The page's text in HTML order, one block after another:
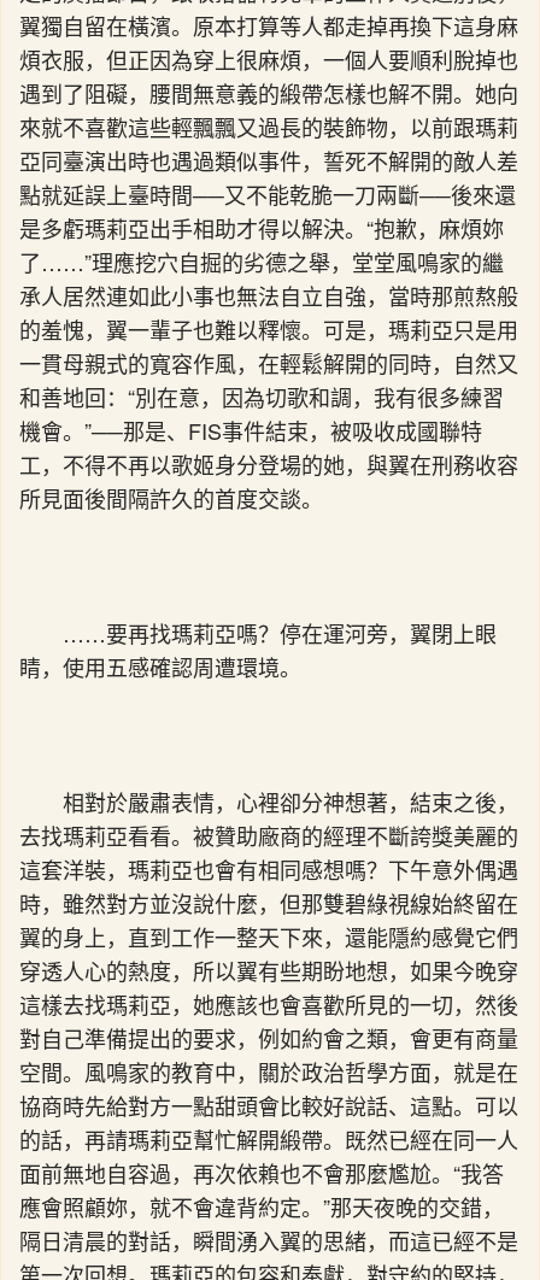
翼獨自留在橫濱。原本打算等人都走掉再換下這身麻
煩衣服，但正因為穿上很麻煩，一個人要順利脫掉也
遇到了阻礙，腰間無意義的緞帶怎樣也解不開。她向
來就不喜歡這些輕飄飄又過長的裝飾物，以前跟瑪莉
亞同臺演出時也遇過類似事件，誓死不解開的敵人差
點就延誤上臺時間──又不能乾脆一刀兩斷──後來還
是多虧瑪莉亞出手相助才得以解決。“抱歉，麻煩妳
了……”理應挖穴自掘的劣德之舉，堂堂風鳴家的繼
承人居然連如此小事也無法自立自強，當時那煎熬般
的羞愧，翼一輩子也難以釋懷。可是，瑪莉亞只是用
一貫母親式的寬容作風，在輕鬆解開的同時，自然又
和善地回：“別在意，因為切歌和調，我有很多練習
機會。”──那是、FIS事件結束，被吸收成國聯特
工，不得不再以歌姬身分登場的她，與翼在刑務收容
所見面後間隔許久的首度交談。
……要再找瑪莉亞嗎？停在運河旁，翼閉上眼
睛，使用五感確認周遭環境。
相對於嚴肅表情，心裡卻分神想著，結束之後，
去找瑪莉亞看看。被贊助廠商的經理不斷誇獎美麗的
這套洋裝，瑪莉亞也會有相同感想嗎？下午意外偶遇
時，雖然對方並沒說什麼，但那雙碧綠視線始終留在
翼的身上，直到工作一整天下來，還能隱約感覺它們
穿透人心的熱度，所以翼有些期盼地想，如果今晚穿
這樣去找瑪莉亞，她應該也會喜歡所見的一切，然後
對自己準備提出的要求，例如約會之類，會更有商量
空間。風鳴家的教育中，關於政治哲學方面，就是在
協商時先給對方一點甜頭會比較好說話、這點。可以
的話，再請瑪莉亞幫忙解開緞帶。既然已經在同一人
面前無地自容過，再次依賴也不會那麼尷尬。“我答
應會照顧妳，就不會違背約定。”那天夜晚的交錯，
隔日清晨的對話，瞬間湧入翼的思緒，而這已經不是